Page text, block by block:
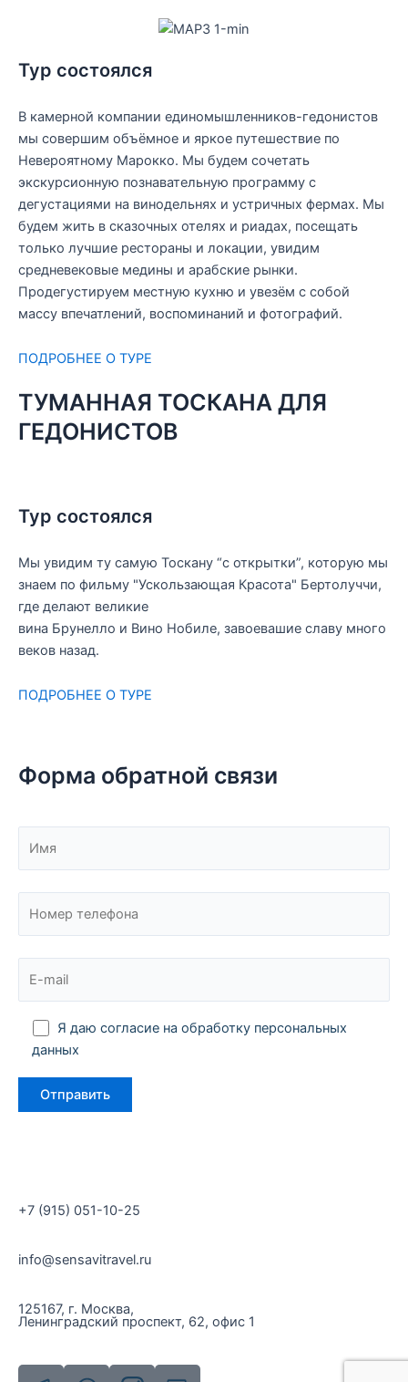
Тур состоялся
В камерной компании единомышленников-гедонистов
мы совершим объёмное и яркое путешествие по
Невероятному Марокко. Мы будем сочетать
экскурсионную познавательную программу с
дегустациями на винодельнях и устричных фермах. Мы
будем жить в сказочных отелях и риадах, посещать
только лучшие рестораны и локации, увидим
средневековые медины и арабские рынки.
Продегустируем местную кухню и увезём с собой
массу впечатлений, воспоминаний и фотографий.
ПОДРОБНЕЕ О ТУРЕ
ТУМАННАЯ ТОСКАНА ДЛЯ
ГЕДОНИСТОВ
Тур состоялся
Мы увидим ту самую Тоскану “с открытки”, которую мы
знаем по фильму "Ускользающая Красота" Бертолуччи,
где делают великие
вина Брунелло и Вино Нобиле, завоевашие славу много
веков назад.
ПОДРОБНЕЕ О ТУРЕ
Форма обратной связи
Я даю согласие на обработку персональных
данных
+7 (915) 051-10-25
info@sensavitravel.ru
125167, г. Москва,
Ленинградский проспект, 62, офис 1